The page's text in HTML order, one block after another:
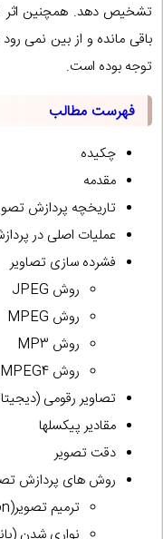
تشخیص دهد. همچنین اثر
باقی مانده و از بین نمی
توجه بوده است.
فهرست مطالب
چکیده
مقدمه
تاریخچه پردازش
عملیات اصلی در
فشرده سازی تصاویر
روش JPEG
روش MPEG
روش MP3
روش MPEG4
تصاویر رقومی
مقادیر پیکسلها
دقت تصویر
روش های پردازش
ترمیم تصویر(Image restoration)